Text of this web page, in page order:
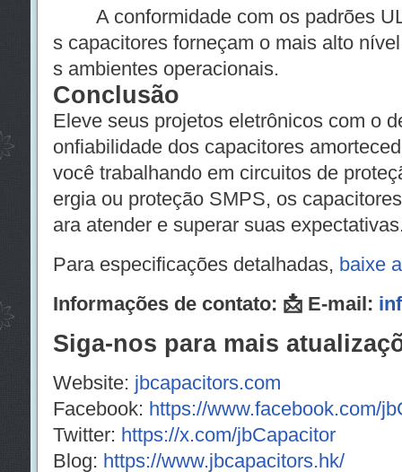
A conformidade com os padrões UL
s capacitores forneçam o mais alto
s ambientes operacionais.
Conclusão
Eleve seus projetos eletrônicos com o
onfiabilidade dos capacitores
você trabalhando em circuitos de
ergia ou proteção SMPS, os
ara atender e superar suas
Para especificações detalhadas, baixe
Informações de contato: 📩 E-mail:
Siga-nos para mais
Website: jbcapacitors.com
Facebook: https://www.facebook.com/
Twitter: https://x.com/jbCapacitor
Blog: https://www.jbcapacitors.hk/